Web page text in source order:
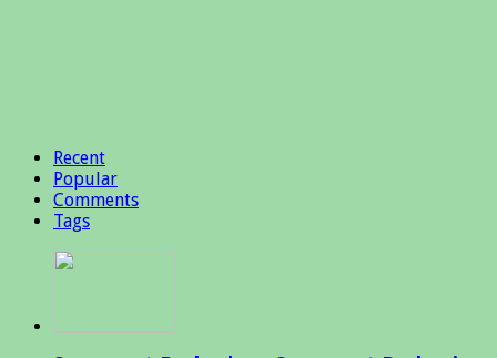
Recent
Popular
Comments
Tags